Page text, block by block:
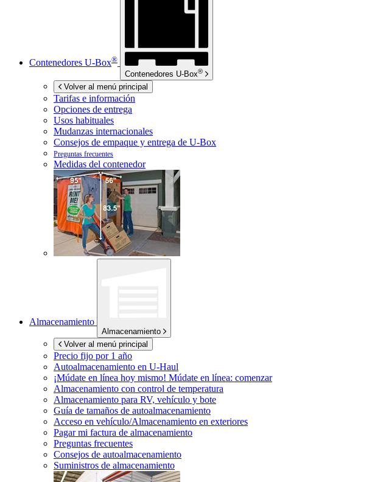
Contenedores U-Box®
Contenedores U-Box®
Volver al menú principal
Tarifas e información
Opciones de entrega
Usos habituales
Mudanzas internacionales
Consejos de empaque y entrega de U-Box
Preguntas frecuentes
Medidas del contenedor
Almacenamiento
Almacenamiento
Volver al menú principal
Precio fijo por 1 año
Autoalmacenamiento en U-Haul
¡Múdate en línea hoy mismo! Múdate en línea: comenzar
Almacenamiento con control de temperatura
Almacenamiento para RV, vehículo y bote
Guía de tamaños de autoalmacenamiento
Acceso en vehículo/Almacenamiento en exteriores
Pagar mi factura de almacenamiento
Preguntas frecuentes
Consejos de autoalmacenamiento
Suministros de almacenamiento